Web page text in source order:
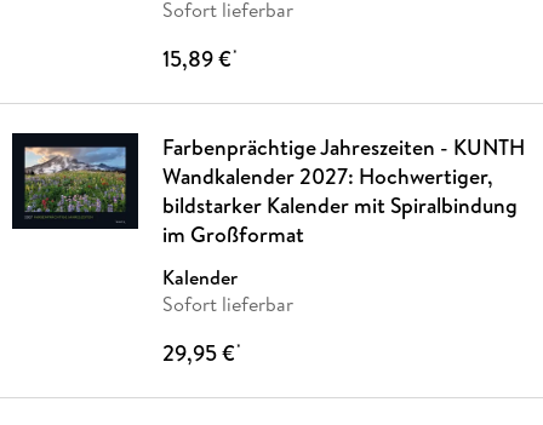
Sofort lieferbar
15,89 €*
Farbenprächtige Jahreszeiten - KUNTH
Wandkalender 2027: Hochwertiger,
bildstarker Kalender mit Spiralbindung
im Großformat
Kalender
Sofort lieferbar
29,95 €*